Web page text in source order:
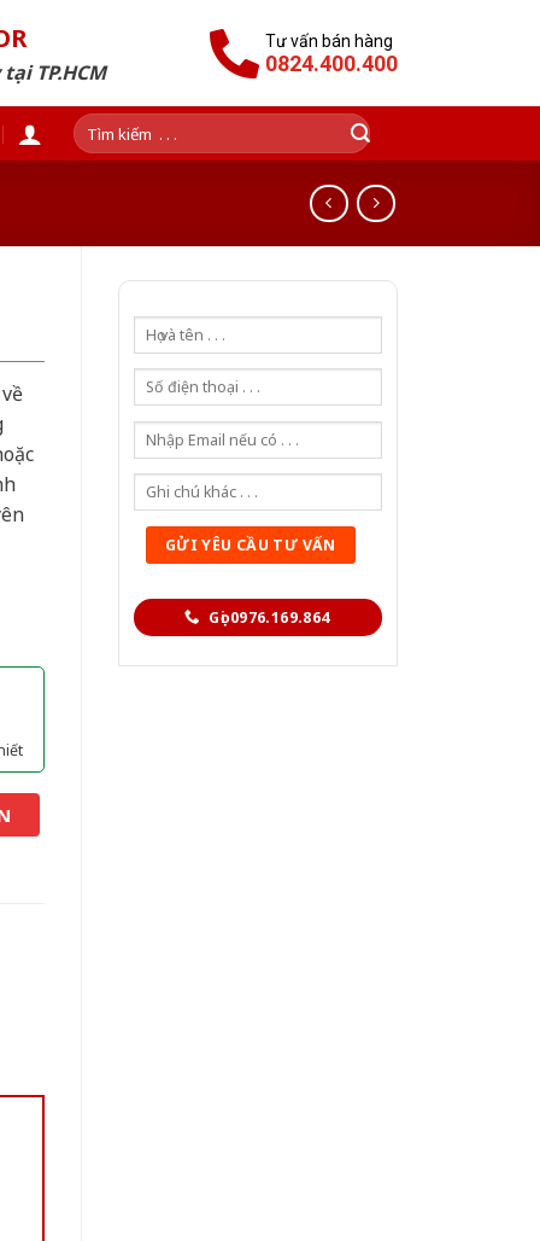
TP.HCM
Tư vấn bán hàng
0824.400.400
Tìm
kiếm:
Gọi 0976.169.864